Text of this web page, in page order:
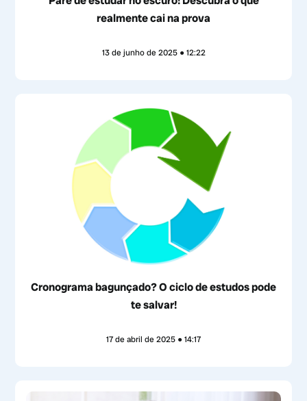
realmente cai na prova
13 de junho de 2025 12:22
Cronograma bagunçado? O ciclo de estudos pode
te salvar!
17 de abril de 2025 14:17